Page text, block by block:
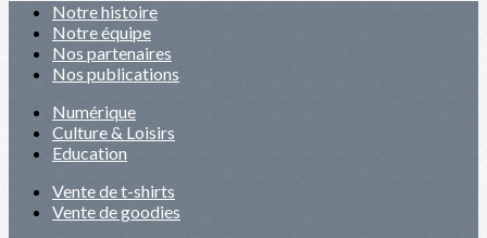
Notre histoire
Notre équipe
Nos partenaires
Nos publications
Numérique
Culture & Loisirs
Education
Vente de t-shirts
Vente de goodies